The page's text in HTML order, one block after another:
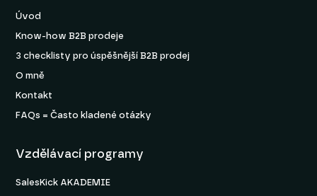
Úvod
Know-how B2B prodeje
3 checklisty pro úspěšnější B2B prodej
O mně
Kontakt
FAQs = Často kladené otázky
Vzdělávací programy
SalesKick AKADEMIE